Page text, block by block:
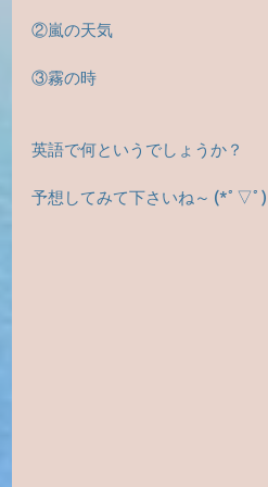
②嵐の天気
③霧の時
英語で何というでしょうか？
予想してみて下さいね～ (*ﾟ▽ﾟ